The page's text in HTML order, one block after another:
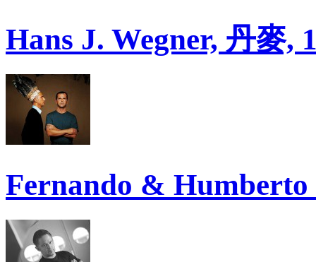
Hans J. Wegner, 丹麥,
Fernando & Humberto